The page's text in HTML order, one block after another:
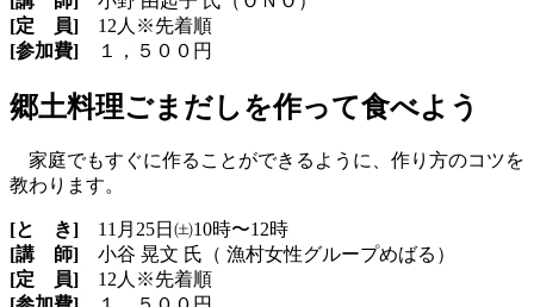
[定 員] 12人※先着順
[参加費]
１，５００円
郷土料理ごまだしを作って食べよう
家庭でもすぐに作ることができるように、作り方のコツを
教わります。
[と き] 11月25日㈯10時〜12時
[講 師] 小谷 晃文 氏（ 漁村女性グループめばる）
[定 員] 12人※先着順